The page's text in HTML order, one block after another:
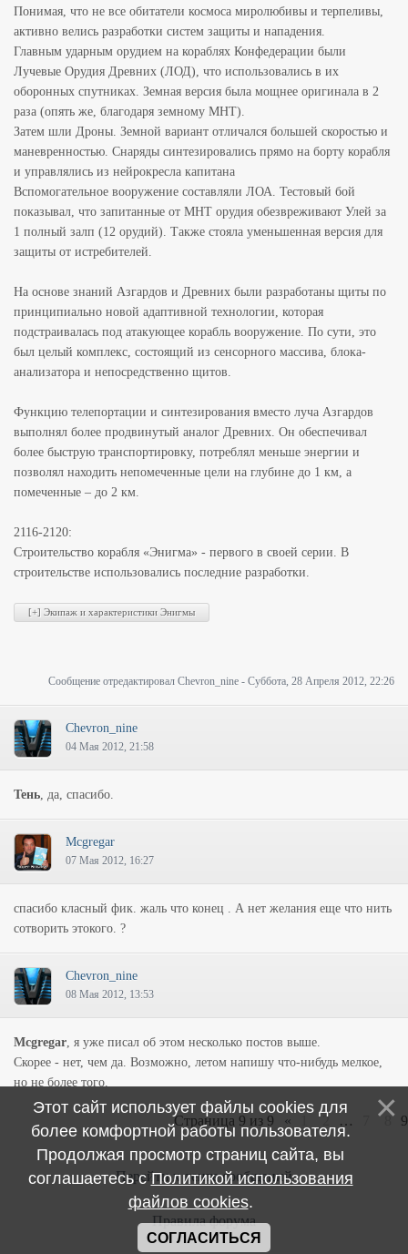
Понимая, что не все обитатели космоса миролюбивы и терпеливы,
активно велись разработки систем защиты и нападения.
Главным ударным орудием на кораблях Конфедерации были
Лучевые Орудия Древних (ЛОД), что использовались в их
оборонных спутниках. Земная версия была мощнее оригинала в 2
раза (опять же, благодаря земному МНТ).
Затем шли Дроны. Земной вариант отличался большей скоростью и
маневренностью. Снаряды синтезировались прямо на борту корабля
и управлялись из нейрокресла капитана
Вспомогательное вооружение составляли ЛОА. Тестовый бой
показывал, что запитанные от МНТ орудия обезвреживают Улей за
1 полный залп (12 орудий). Также стояла уменьшенная версия для
защиты от истребителей.
На основе знаний Азгардов и Древних были разработаны щиты по
принципиально новой адаптивной технологии, которая
подстраивалась под атакующее корабль вооружение. По сути, это
был целый комплекс, состоящий из сенсорного массива, блока-
анализатора и непосредственно щитов.
Функцию телепортации и синтезирования вместо луча Азгардов
выполнял более продвинутый аналог Древних. Он обеспечивал
более быструю транспортировку, потреблял меньше энергии и
позволял находить непомеченные цели на глубине до 1 км, а
помеченные – до 2 км.
2116-2120:
Строительство корабля «Энигма» - первого в своей серии. В
строительстве использовались последние разработки.
Сообщение отредактировал Chevron_nine - Суббота, 28 Апреля 2012, 22:26
Chevron_nine
04 Мая 2012, 21:58
Тень, да, спасибо.
Mcgregar
07 Мая 2012, 16:27
спасибо класный фик. жаль что конец . А нет желания еще что нить
сотворить этокого. ?
Chevron_nine
08 Мая 2012, 13:53
Mcgregar, я уже писал об этом несколько постов выше.
Скорее - нет, чем да. Возможно, летом напишу что-нибудь мелкое,
но не более того.
Страница 9 из 9 « 2 … 9
Перейти к ленте сообщений
Правила форума
Этот сайт использует файлы cookies для
более комфортной работы пользователя.
Продолжая просмотр страниц сайта, вы
соглашаетесь сПолитикой использования
файлов cookies.
СОГЛАСИТЬСЯ